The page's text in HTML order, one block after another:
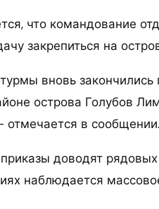
что командование
закрепиться на
вновь
острова Голубов
отмечается в сообщении.
доводят
наблюдается